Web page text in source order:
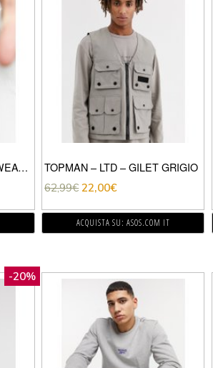
CHAMPION – REVERSE WEAVE – FELPA BIANCA CON SCRITTA GRANDE-BIANCO TOPMAN – LTD – GILET GRIGIO
62,99€ 22,00€
ACQUISTA SU: ASOS.COM IT
-20%